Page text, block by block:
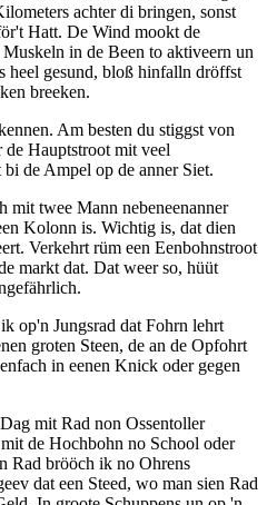
achter di bringen, sonst
Hatt. De Wind mookt de
in de Been to aktiveern un
heel gesund, bloß hinfalln dröffst
breeken.
Am besten du stiggst von
Hauptstroot mit veel
de Ampel op de anner Siet.
mit twee Mann nebeneenanner
Kolonn is. Wichtig is, dat dien
Verkehrt rüm een Eenbohnstroot
markt dat. Dat weer so, hüüt
op'n Jungsrad dat Fohrn lehrt
groten Steen, de an de Opfohrt
in eenen Knick oder gegen
mit Rad non Ossentoller
de Hochbohn no School oder
Rad brööch ik no Ohrens
dat een Steed, wo man sien Rad